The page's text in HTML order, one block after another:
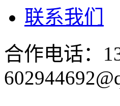
联系我们
合作电话：